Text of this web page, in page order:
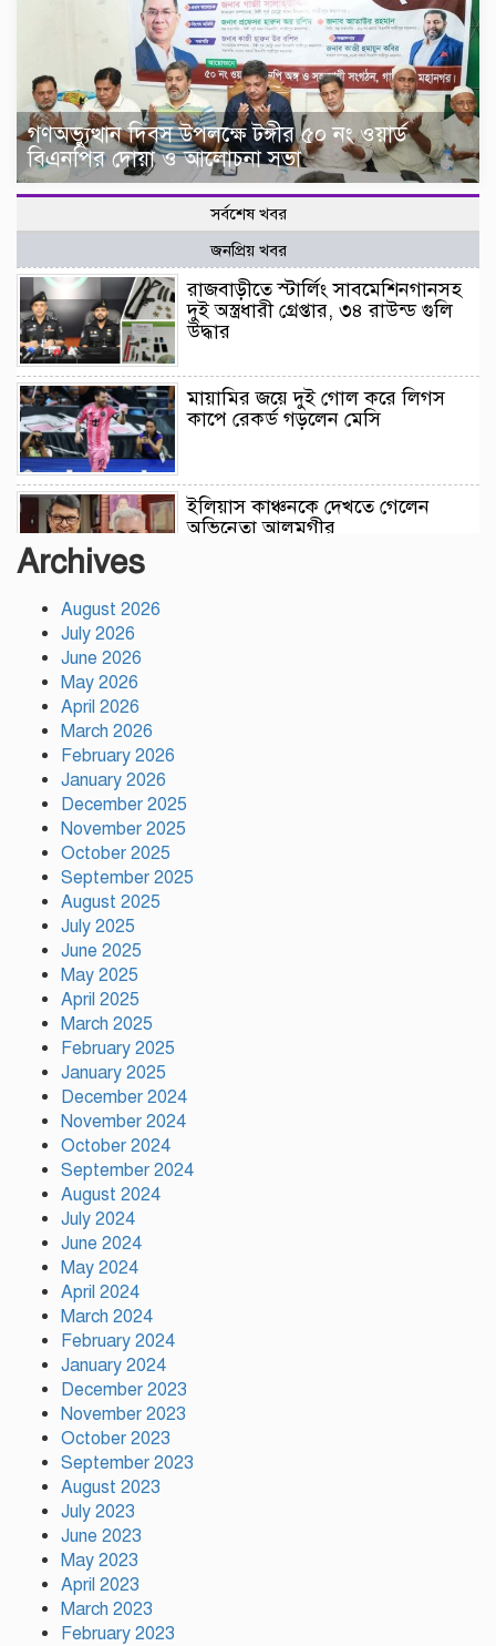
গণঅভ্যুত্থান দিবস উপলক্ষে টঙ্গীর ৫০ নং ওয়ার্ড
বিএনপির দোয়া ও আলোচনা সভা
সর্বশেষ খবর
জনপ্রিয় খবর
রাজবাড়ীতে স্টার্লিং সাবমেশিনগানসহ
দুই অস্ত্রধারী গ্রেপ্তার, ৩৪ রাউন্ড গুলি
উদ্ধার
মায়ামির জয়ে দুই গোল করে লিগস
কাপে রেকর্ড গড়লেন মেসি
ইলিয়াস কাঞ্চনকে দেখতে গেলেন
অভিনেতা আলমগীর
গ্যাস-বিদ্যুৎ সংকটের প্রতিবাদে
গাজীপুরে জামায়াতের মানববন্ধন
Archives
August 2026
July 2026
June 2026
May 2026
April 2026
March 2026
February 2026
January 2026
December 2025
November 2025
October 2025
September 2025
August 2025
July 2025
June 2025
May 2025
April 2025
March 2025
February 2025
January 2025
December 2024
November 2024
October 2024
September 2024
August 2024
July 2024
June 2024
May 2024
April 2024
March 2024
February 2024
January 2024
December 2023
November 2023
October 2023
September 2023
August 2023
July 2023
June 2023
May 2023
April 2023
March 2023
February 2023